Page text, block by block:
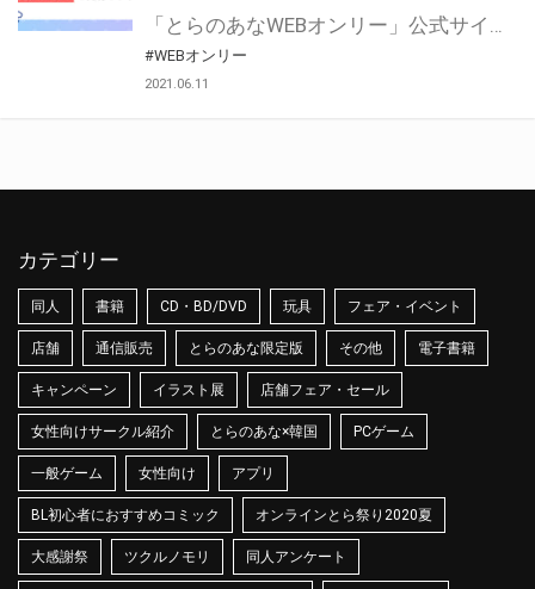
「とらのあなWEBオンリー」公式サイトでとらのあな通販の「割引クーポン」を配布中！ イベントごとに開催当日限定で使える割引クーポンのシリアルコードを発行します。 とらのあなWEBオンリーのページをチェックして、イベント当日にお得にお買い物を楽しみましょう♪ ※本キャンペーンは予告なく終了する場合がございます。 とらのあなWEBオンリーサイトはこちら
#WEBオンリー
2021.06.11
カテゴリー
同人 書籍 CD・BD/DVD 玩具 フェア・イベント
店舗 通信販売 とらのあな限定版 その他 電子書籍
キャンペーン イラスト展 店舗フェア・セール
女性向けサークル紹介 とらのあな×韓国 PCゲーム
一般ゲーム 女性向け アプリ
BL初心者におすすめコミック オンラインとら祭り2020夏
大感謝祭 ツクルノモリ 同人アンケート